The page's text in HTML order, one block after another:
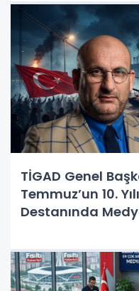
TİGAD Genel
Temmuz’un 10.
Destanında